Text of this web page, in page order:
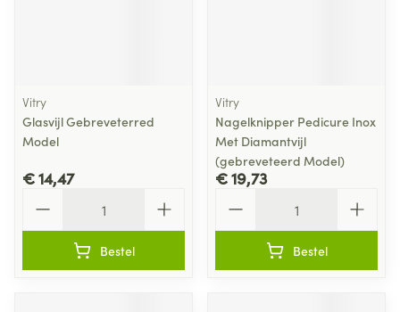
Vitry
Glasvijl Gebreveterred
Model
€ 14,47
Bestel
Vitry
Nagelknipper Pedicure Inox
Met Diamantvijl
(gebreveteerd Model)
€ 19,73
Bestel